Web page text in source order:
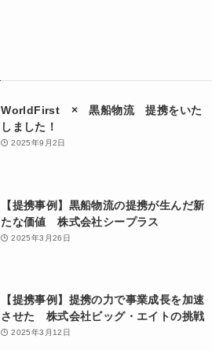
WorldFirst × 黒船物流 提携をいた
しました！
2025年9月2日
【提携事例】黒船物流の提携が生んだ新
たな価値 株式会社シープラス
2025年3月26日
【提携事例】提携の力で事業成長を加速
させた 株式会社ビッグ・エイトの挑戦
2025年3月12日